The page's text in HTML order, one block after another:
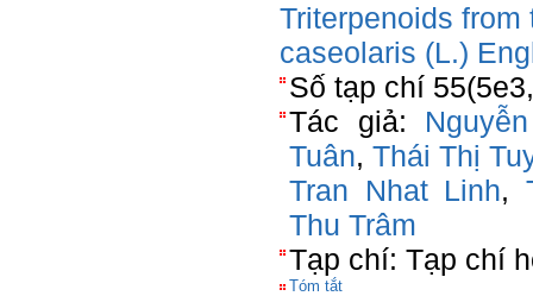
Triterpenoids
caseolaris (L.)
Số tạp chí
Tác giả:
Tuân,Thái Thị
Tran Nhat Linh,
Thu Trâm
Tạp chí: Tạp chí
Tóm tắt